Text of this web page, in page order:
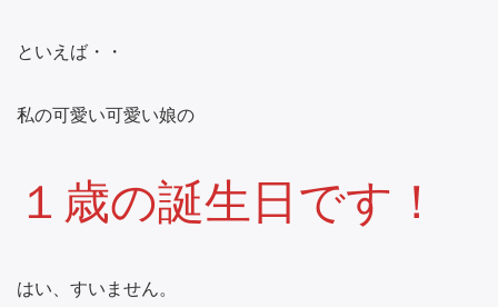
といえば・・
私の可愛い可愛い娘の
１歳の誕生日です！
はい、すいません。